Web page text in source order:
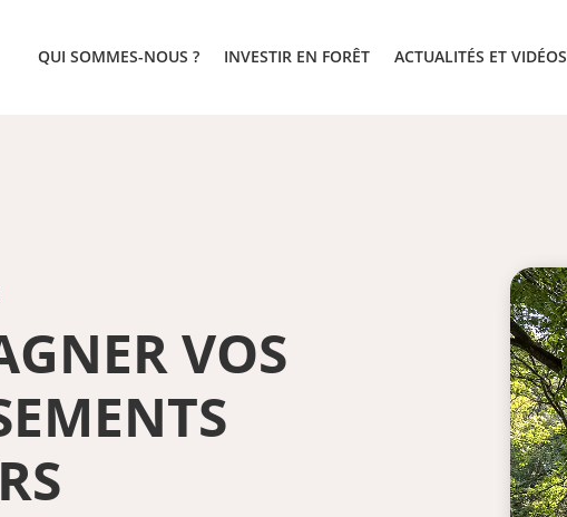
QUI SOMMES-NOUS ? INVESTIR EN FORÊT ACTUALITÉS ET VIDÉOS
VOS